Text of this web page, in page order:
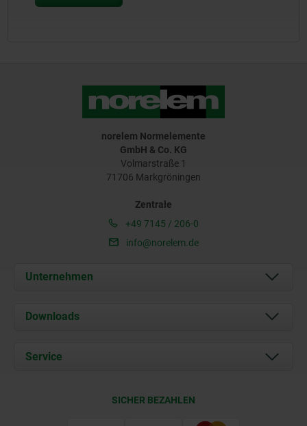
norelem Normelemente
GmbH & Co. KG
Volmarstraße 1
71706 Markgröningen
Zentrale
+49 7145 / 206-0
info@norelem.de
Unternehmen
Über uns
Karriere
Downloads
Service
SICHER BEZAHLEN